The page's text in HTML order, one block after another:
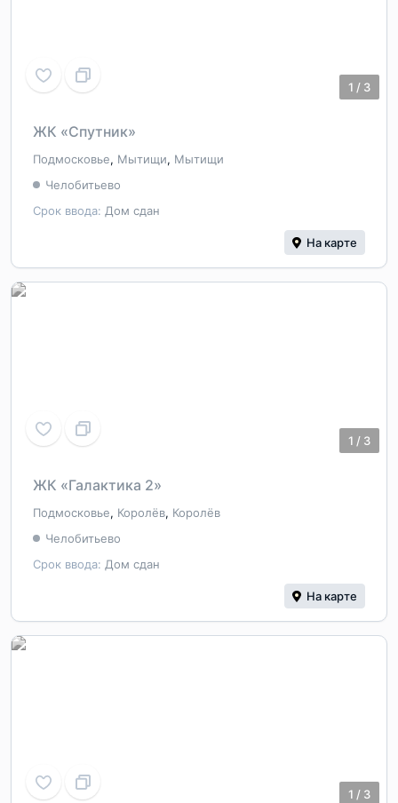
1 / 3
ЖК «Спутник»
Подмосковье, Мытищи, Мытищи
Срок ввода: Дом сдан
Челобитьево
На карте
1 / 3
ЖК «Галактика 2»
Подмосковье, Королёв, Королёв
Срок ввода: Дом сдан
Челобитьево
На карте
1 / 3